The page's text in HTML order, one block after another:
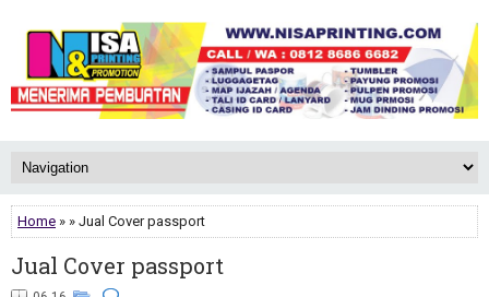
Home » » Jual Cover passport
Jual Cover passport